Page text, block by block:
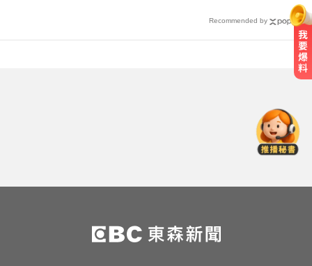
Recommended by
堂喊：你殺青了
南部今演習不降速！今早10點手機
狂響 違者最高罰15萬